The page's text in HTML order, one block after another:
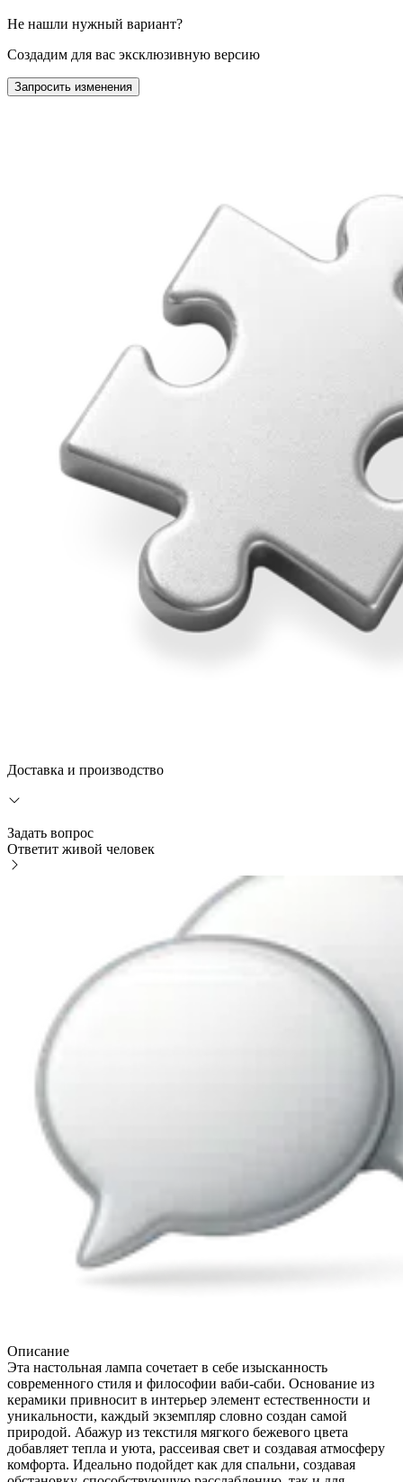
Не нашли нужный вариант?
Создадим для вас эксклюзивную версию
Запросить изменения
Доставка и производство
Задать вопрос
Ответит живой человек
Описание
Эта настольная лампа сочетает в себе изысканность
современного стиля и философии ваби-саби. Основание из
керамики привносит в интерьер элемент естественности и
уникальности, каждый экземпляр словно создан самой
природой. Абажур из текстиля мягкого бежевого цвета
добавляет тепла и уюта, рассеивая свет и создавая атмосферу
комфорта. Идеально подойдет как для спальни, создавая